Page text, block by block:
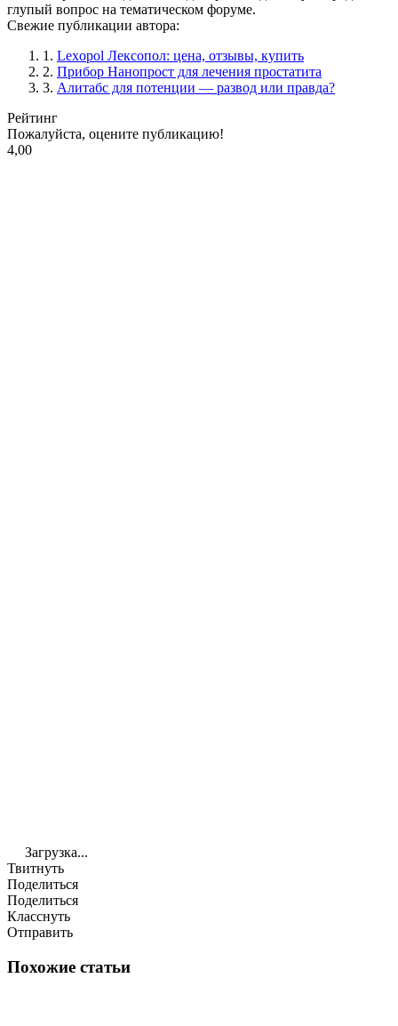
глупый вопрос на тематическом форуме.
Свежие публикации автора:
1. Lexopol Лексопол: цена, отзывы, купить
2. Прибор Нанопрост для лечения простатита
3. Алитабс для потенции — развод или правда?
Рейтинг
Пожалуйста, оцените публикацию!
4,00
Загрузка...
Твитнуть
Поделиться
Поделиться
Класснуть
Отправить
Похожие статьи